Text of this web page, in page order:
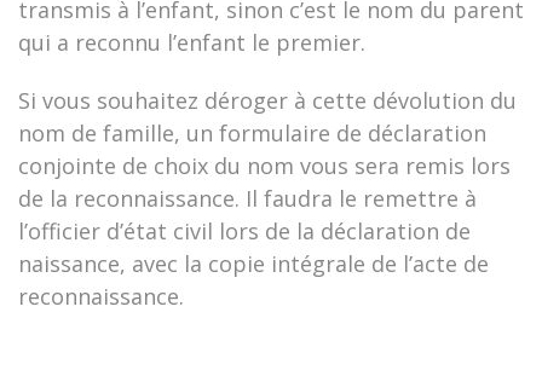
transmis à l’enfant, sinon c’est le nom du parent
qui a reconnu l’enfant le premier.
Si vous souhaitez déroger à cette dévolution du
nom de famille, un formulaire de déclaration
conjointe de choix du nom vous sera remis lors
de la reconnaissance. Il faudra le remettre à
l’officier d’état civil lors de la déclaration de
naissance, avec la copie intégrale de l’acte de
reconnaissance.